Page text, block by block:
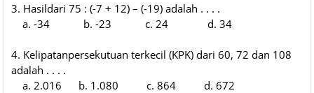
3. Hasildari 75 : (-7 + 12) – (-19) adalah . . . .
a. -34 b. -23 c. 24 d. 34
4. Kelipatanpersekutuan terkecil (KPK) dari 60, 72 dan 108
adalah . . . .
a. 2.016 b. 1.080 c. 864 d. 672